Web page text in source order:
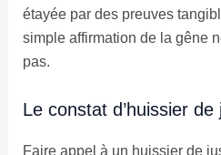
étayée par des preuves
simple affirmation de la gêne
pas.
Le constat d’huissier de
Faire appel à un huissier de